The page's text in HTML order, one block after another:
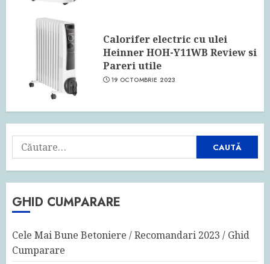
Calorifer electric cu ulei
Heinner HOH-Y11WB Review si
Pareri utile
19 OCTOMBRIE 2023
Caută
după:
GHID CUMPARARE
Cele Mai Bune Betoniere / Recomandari 2023 / Ghid
Cumparare